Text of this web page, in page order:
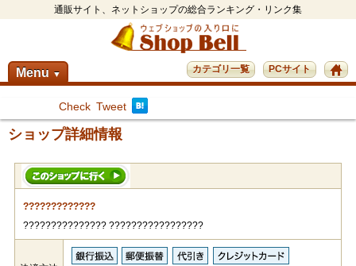
通販サイト、ネットショップの総合ランキング・リンク集
Menu ▼ PCサイト
カテゴリ一覧
Check Tweet
ショップ詳細情報
?????????????
??????????????? ?????????????????